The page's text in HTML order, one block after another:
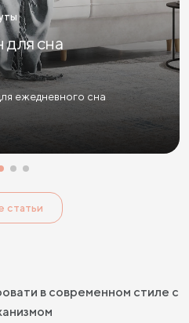
Кровати в стиле лофт
Кровати без изголовья
Кровати светлых цветов
для сна
ежедневного сна
статьи